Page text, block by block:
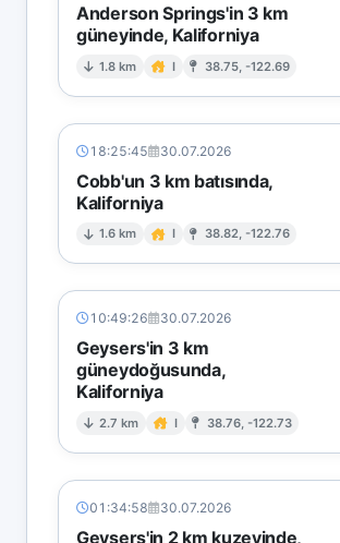
Anderson Springs'in 3 km
güneyinde, Kaliforniya
1.8 km I 38.75, -122.69
18:25:45 30.07.2026
Cobb'un 3 km batısında,
Kaliforniya
1.6 km I 38.82, -122.76
10:49:26 30.07.2026
Geysers'in 3 km
güneydoğusunda,
Kaliforniya
2.7 km I 38.76, -122.73
01:34:58 30.07.2026
Geysers'in 2 km kuzeyinde,